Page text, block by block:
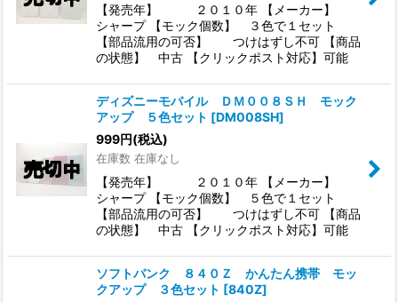
【発売年】 ２０１０年 【メーカー】
シャープ 【モック個数】 ３色で１セット
【部品流用の可否】 つけはずし不可 【商品
の状態】 中古 【クリックポスト対応】可能
ディズニーモバイル ＤＭ００８ＳＨ モック
アップ ５色セット [DM008SH]
999円(税込)
在庫数 在庫なし
【発売年】 ２０１０年 【メーカー】
シャープ 【モック個数】 ５色で１セット
【部品流用の可否】 つけはずし不可 【商品
の状態】 中古 【クリックポスト対応】可能
ソフトバンク ８４０Ｚ かんたん携帯 モッ
クアップ ３色セット [840Z]